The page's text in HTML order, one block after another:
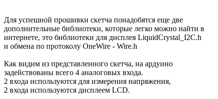
Для успешной прошивки скетча понадобятся еще две
дополнительные библиотеки, которые легко можно найти в
интернете, это библиотеки для дисплея LiquidCrystal_I2C.h
и обмена по протоколу OneWire - Wire.h
Как видим из представленного скетча, на ардуино
задействованы всего 4 аналоговых входа.
2 входа используются для измерения напряжения,
2 входа используются дисплеем LCD.